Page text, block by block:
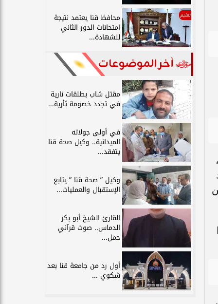
تعليم محافظ قنا يعتمد نتيجة
امتحانات الدور الثاني
للشهادة...
آخر الموضوعات
مقتل شاب بطلقات نارية
في تجدد خصومة ثأرية...
في أولى جولاته
الميدانية.. وكيل صحة قنا
يتفقد...
وكيل ” صحة قنا ” يتابع
الإستقبال والعمليات...
القارئ الشيخ أبو بكر
الدماس.. صوت قرآني
حمل...
أول رد من جامعة قنا بعد
شكوي ...